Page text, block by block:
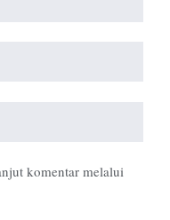
komentar melalui